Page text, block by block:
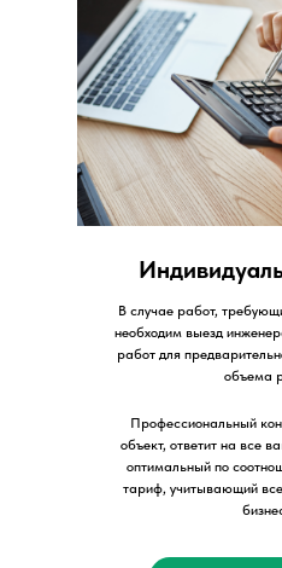
В случае работ,
необходим выезд
работ для
объема
Профессиональный
объект, ответит на все
оптимальный по
тариф, учитывающий